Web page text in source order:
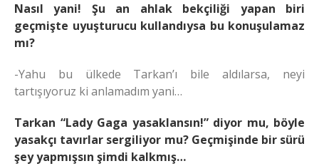
Nasıl yani! Şu an ahlak bekçiliği yapan biri
geçmişte uyuşturucu kullandıysa bu konuşulamaz
mı?
-Yahu bu ülkede Tarkan’ı bile aldılarsa, neyi
tartışıyoruz ki anlamadım yani…
Tarkan “Lady Gaga yasaklansın!” diyor mu, böyle
yasakçı tavırlar sergiliyor mu? Geçmişinde bir sürü
şey yapmışsın şimdi kalkmış…